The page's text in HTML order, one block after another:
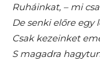
Ruháinkat, – mi
De senki előre egy
Csak kezeinket
S magadra